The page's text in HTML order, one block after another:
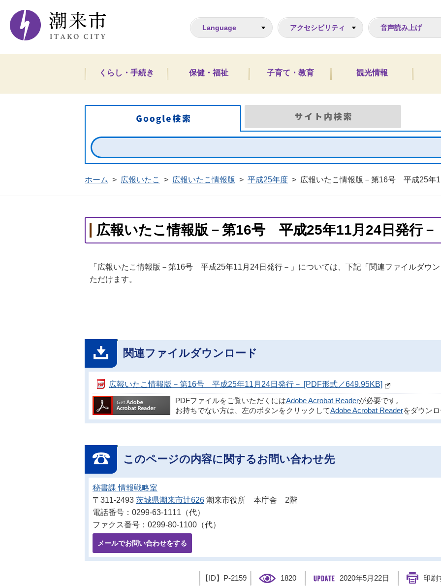
潮来市ホームページ
Language アクセシビリティ 音声読み上げ
くらし・手続き 保健・福祉 子育て・教育 観光情報
Google検索
ホーム > 広報いたこ > 広報いたこ情報版 > 平成25年度 > 広報いたこ情報版－第16号 平成25年
広報いたこ情報版－第16号 平成25年11月24日発行－
「広報いたこ情報版－第16号 平成25年11月24日発行－」については、下記「関連ファイルダウ
ただけます。
関連ファイルダウンロード
広報いたこ情報版－第16号 平成25年11月24日発行－ [PDF形式／649.95KB]
PDFファイルをご覧いただくにはAdobe Acrobat Readerが必要です。
お持ちでない方は、左のボタンをクリックしてAdobe Acrobat Readerをダウン
このページの内容に関するお問い合わせ先
秘書課 情報戦略室
〒311-2493 茨城県潮来市辻626 潮来市役所 本庁舎 2階
電話番号：0299-63-1111（代）
ファクス番号：0299-80-1100（代）
メールでお問い合わせをする
【ID】 P-2159 1820 2020年5月22日 印刷